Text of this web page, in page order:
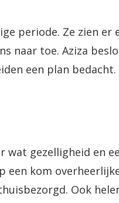
periode. Ze zien
naar toe. Aziza
een plan
wat gezelligheid en
kom
Ook